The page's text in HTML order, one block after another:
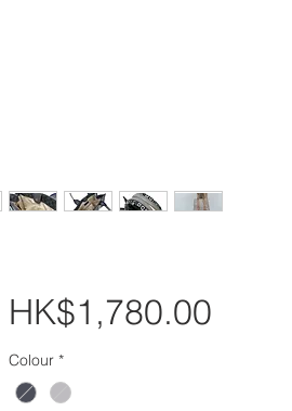
HK$1,780.00價
Colour *